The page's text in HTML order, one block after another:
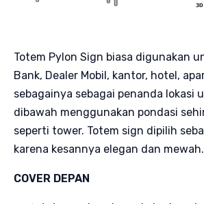
Totem Pylon Sign biasa digunakan
Bank, Dealer Mobil, kantor, hotel,
sebagainya sebagai penanda lokasi
dibawah menggunakan pondasi
seperti tower. Totem sign dipilih
karena kesannya elegan dan mewah.
COVER DEPAN